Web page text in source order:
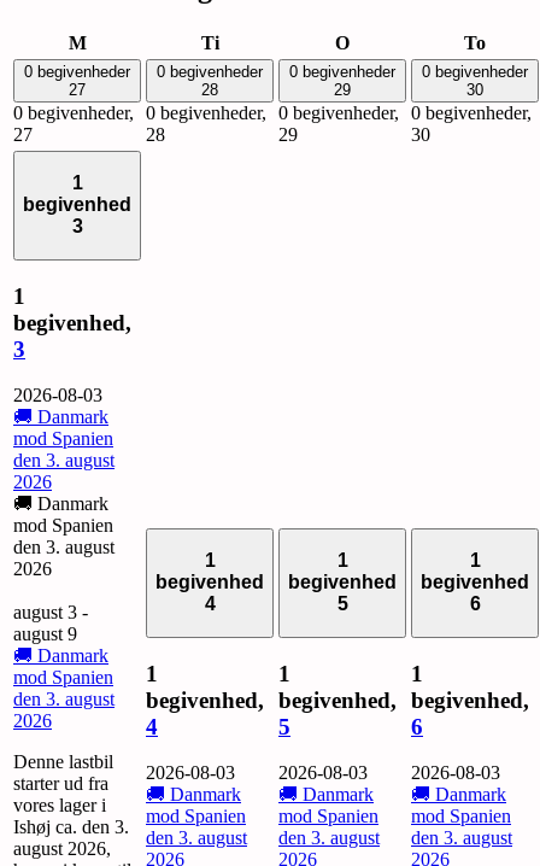
Mmandag Titirsdag Oonsdag To
0 begivenheder
27
0 begivenheder,
27
0 begivenheder
28
0 begivenheder,
28
0 begivenheder
29
0 begivenheder,
29
0 begivenheder
30
0 begivenheder,
30
1
begivenhed
3
1
begivenhed,
3
2026-08-03
🚚 Danmark
mod Spanien
den 3. august
2026
🚚 Danmark
mod Spanien
den 3. august
2026
august 3 -
august 9
🚚 Danmark
mod Spanien
den 3. august
2026
Denne lastbil
starter ud fra
vores lager i
Ishøj ca. den 3.
august 2026,
1
begivenhed
4
1
begivenhed,
4
2026-08-03
🚚 Danmark
mod Spanien
den 3. august
2026
1
begivenhed
5
1
begivenhed,
5
2026-08-03
🚚 Danmark
mod Spanien
den 3. august
2026
1
begivenhed
6
1
begivenhed,
6
2026-08-03
🚚 Danmark
mod Spanien
den 3. august
2026